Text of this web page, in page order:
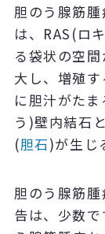
胆のう腺筋
は、RAS(ロ
る袋状の空
大し、増殖
に胆汁がた
う)壁内結石
(胆石)が生じ
胆のう腺筋腫
告は、少数